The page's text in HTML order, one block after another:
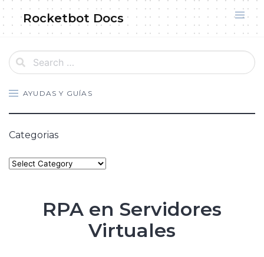
Skip
to
content
Rocketbot Docs
AYUDAS Y GUÍAS
Categorias
Categories
RPA en Servidores
Virtuales